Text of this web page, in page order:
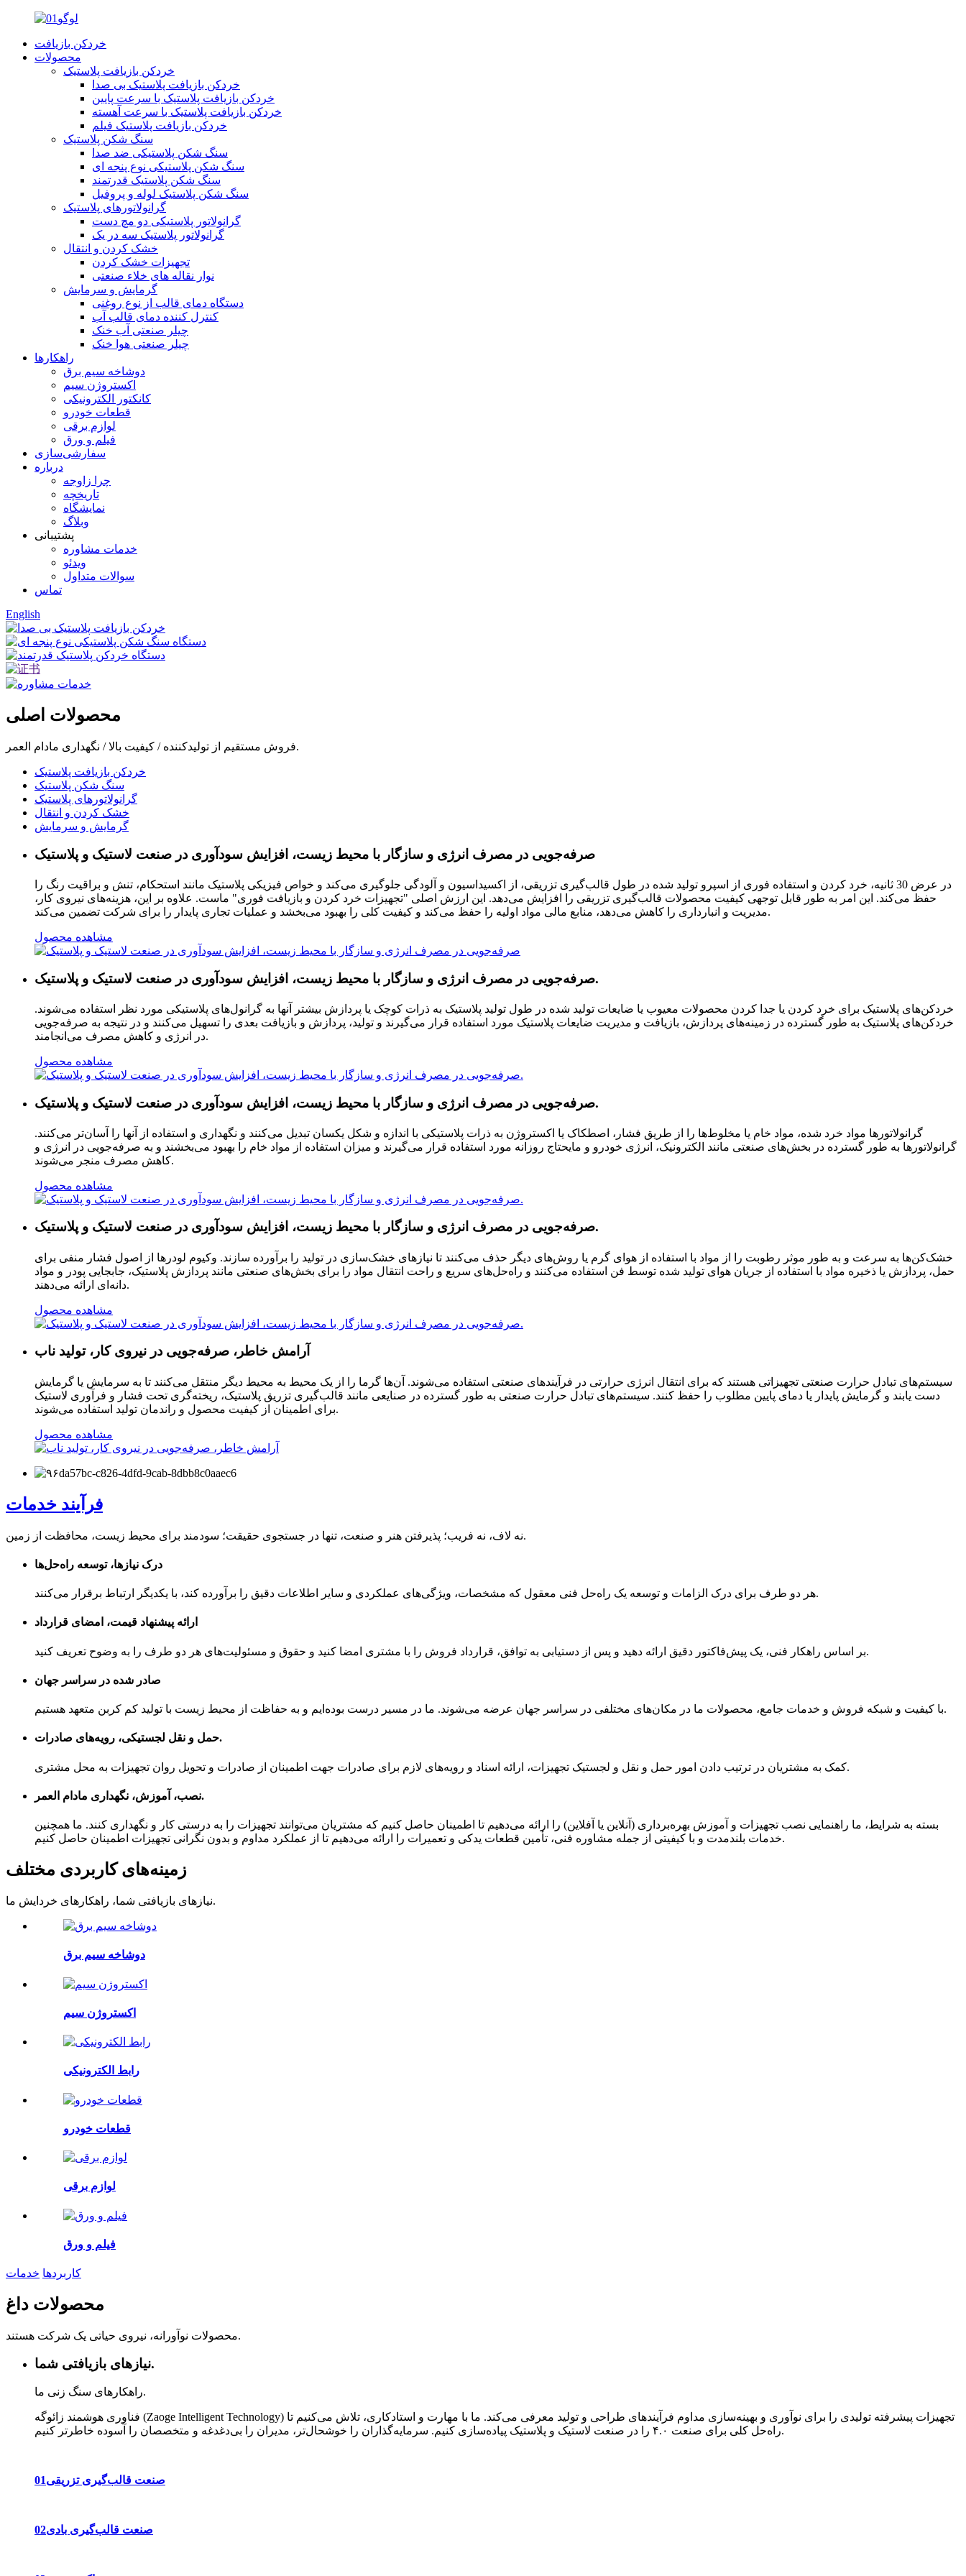
خردکن بازیافت
محصولات
خردکن بازیافت پلاستیک
خردکن بازیافت پلاستیک بی صدا
خردکن بازیافت پلاستیک با سرعت پایین
خردکن بازیافت پلاستیک با سرعت آهسته
خردکن بازیافت پلاستیک فیلم
سنگ شکن پلاستیک
سنگ شکن پلاستیکی ضد صدا
سنگ شکن پلاستیکی نوع پنجه ای
سنگ شکن پلاستیک قدرتمند
سنگ شکن پلاستیک لوله و پروفیل
گرانولاتورهای پلاستیک
گرانولاتور پلاستیکی دو مچ دست
گرانولاتور پلاستیک سه در یک
خشک کردن و انتقال
تجهیزات خشک کردن
نوار نقاله های خلاء صنعتی
گرمایش و سرمایش
دستگاه دمای قالب از نوع روغنی
کنترل کننده دمای قالب آب
چیلر صنعتی آب خنک
چیلر صنعتی هوا خنک
راهکارها
دوشاخه سیم برق
اکستروژن سیم
کانکتور الکترونیکی
قطعات خودرو
لوازم برقی
فیلم و ورق
سفارشی‌سازی
درباره
چرا زاوجه
تاریخچه
نمایشگاه
وبلاگ
پشتیبانی
خدمات مشاوره
ویدئو
سوالات متداول
تماس
English
محصولات اصلی
فروش مستقیم از تولیدکننده / کیفیت بالا / نگهداری مادام العمر.
خردکن بازیافت پلاستیک
سنگ شکن پلاستیک
گرانولاتورهای پلاستیک
خشک کردن و انتقال
گرمایش و سرمایش
صرفه‌جویی در مصرف انرژی و سازگار با محیط زیست، افزایش سودآوری در صنعت لاستیک و پلاستیک
در عرض 30 ثانیه، خرد کردن و استفاده فوری از اسپرو تولید شده در طول قالب‌گیری تزریقی، از اکسیداسیون و آلودگی جلوگیری می‌کند و خواص فیزیکی پلاستیک مانند استحکام، تنش و براقیت رنگ را
حفظ می‌کند. این امر به طور قابل توجهی کیفیت محصولات قالب‌گیری تزریقی را افزایش می‌دهد. این ارزش اصلی "تجهیزات خرد کردن و بازیافت فوری" ماست. علاوه بر این، هزینه‌های نیروی کار،
مدیریت و انبارداری را کاهش می‌دهد، منابع مالی مواد اولیه را حفظ می‌کند و کیفیت کلی را بهبود می‌بخشد و عملیات تجاری پایدار را برای شرکت تضمین می‌کند.
مشاهده محصول
صرفه‌جویی در مصرف انرژی و سازگار با محیط زیست، افزایش سودآوری در صنعت لاستیک و پلاستیک.
خردکن‌های پلاستیک برای خرد کردن یا جدا کردن محصولات معیوب یا ضایعات تولید شده در طول تولید پلاستیک به ذرات کوچک یا پردازش بیشتر آنها به گرانول‌های پلاستیکی مورد نظر استفاده می‌شوند.
خردکن‌های پلاستیک به طور گسترده در زمینه‌های پردازش، بازیافت و مدیریت ضایعات پلاستیک مورد استفاده قرار می‌گیرند و تولید، پردازش و بازیافت بعدی را تسهیل می‌کنند و در نتیجه به صرفه‌جویی
در انرژی و کاهش مصرف می‌انجامند.
مشاهده محصول
صرفه‌جویی در مصرف انرژی و سازگار با محیط زیست، افزایش سودآوری در صنعت لاستیک و پلاستیک.
گرانولاتورها مواد خرد شده، مواد خام یا مخلوط‌ها را از طریق فشار، اصطکاک یا اکستروژن به ذرات پلاستیکی با اندازه و شکل یکسان تبدیل می‌کنند و نگهداری و استفاده از آنها را آسان‌تر می‌کنند.
گرانولاتورها به طور گسترده در بخش‌های صنعتی مانند الکترونیک، انرژی خودرو و مایحتاج روزانه مورد استفاده قرار می‌گیرند و میزان استفاده از مواد خام را بهبود می‌بخشند و به صرفه‌جویی در انرژی و
کاهش مصرف منجر می‌شوند.
مشاهده محصول
صرفه‌جویی در مصرف انرژی و سازگار با محیط زیست، افزایش سودآوری در صنعت لاستیک و پلاستیک.
خشک‌کن‌ها به سرعت و به طور موثر رطوبت را از مواد با استفاده از هوای گرم یا روش‌های دیگر حذف می‌کنند تا نیازهای خشک‌سازی در تولید را برآورده سازند. وکیوم لودرها از اصول فشار منفی برای
حمل، پردازش یا ذخیره مواد با استفاده از جریان هوای تولید شده توسط فن استفاده می‌کنند و راه‌حل‌های سریع و راحت انتقال مواد را برای بخش‌های صنعتی مانند پردازش پلاستیک، جابجایی پودر و مواد
دانه‌ای ارائه می‌دهند.
مشاهده محصول
آرامش خاطر، صرفه‌جویی در نیروی کار، تولید ناب
سیستم‌های تبادل حرارت صنعتی تجهیزاتی هستند که برای انتقال انرژی حرارتی در فرآیندهای صنعتی استفاده می‌شوند. آن‌ها گرما را از یک محیط به محیط دیگر منتقل می‌کنند تا به سرمایش یا گرمایش
دست یابند و گرمایش پایدار یا دمای پایین مطلوب را حفظ کنند. سیستم‌های تبادل حرارت صنعتی به طور گسترده در صنایعی مانند قالب‌گیری تزریق پلاستیک، ریخته‌گری تحت فشار و فرآوری لاستیک
برای اطمینان از کیفیت محصول و راندمان تولید استفاده می‌شوند.
مشاهده محصول
فرآیند خدمات
نه لاف، نه فریب؛ پذیرفتن هنر و صنعت، تنها در جستجوی حقیقت؛ سودمند برای محیط زیست، محافظت از زمین.
درک نیازها، توسعه راه‌حل‌ها
هر دو طرف برای درک الزامات و توسعه یک راه‌حل فنی معقول که مشخصات، ویژگی‌های عملکردی و سایر اطلاعات دقیق را برآورده کند، با یکدیگر ارتباط برقرار می‌کنند.
ارائه پیشنهاد قیمت، امضای قرارداد
بر اساس راهکار فنی، یک پیش‌فاکتور دقیق ارائه دهید و پس از دستیابی به توافق، قرارداد فروش را با مشتری امضا کنید و حقوق و مسئولیت‌های هر دو طرف را به وضوح تعریف کنید.
صادر شده در سراسر جهان
با کیفیت و شبکه فروش و خدمات جامع، محصولات ما در مکان‌های مختلفی در سراسر جهان عرضه می‌شوند. ما در مسیر درست بوده‌ایم و به حفاظت از محیط زیست با تولید کم کربن متعهد هستیم.
حمل و نقل لجستیکی، رویه‌های صادرات.
کمک به مشتریان در ترتیب دادن امور حمل و نقل و لجستیک تجهیزات، ارائه اسناد و رویه‌های لازم برای صادرات جهت اطمینان از صادرات و تحویل روان تجهیزات به محل مشتری.
نصب، آموزش، نگهداری مادام العمر.
بسته به شرایط، ما راهنمایی نصب تجهیزات و آموزش بهره‌برداری (آنلاین یا آفلاین) را ارائه می‌دهیم تا اطمینان حاصل کنیم که مشتریان می‌توانند تجهیزات را به درستی کار و نگهداری کنند. ما همچنین
خدمات بلندمدت و با کیفیتی از جمله مشاوره فنی، تأمین قطعات یدکی و تعمیرات را ارائه می‌دهیم تا از عملکرد مداوم و بدون نگرانی تجهیزات اطمینان حاصل کنیم.
زمینه‌های کاربردی مختلف
نیازهای بازیافتی شما، راهکارهای خردایش ما.
دوشاخه سیم برق
اکستروژن سیم
رابط الکترونیکی
قطعات خودرو
لوازم برقی
فیلم و ورق
کاربردها خدمات
محصولات داغ
محصولات نوآورانه، نیروی حیاتی یک شرکت هستند.
نیازهای بازیافتی شما.
راهکارهای سنگ زنی ما.
فناوری هوشمند زائوگه (Zaoge Intelligent Technology) تجهیزات پیشرفته تولیدی را برای نوآوری و بهینه‌سازی مداوم فرآیندهای طراحی و تولید معرفی می‌کند. ما با مهارت و استادکاری، تلاش می‌کنیم تا
راه‌حل کلی برای صنعت ۴.۰ را در صنعت لاستیک و پلاستیک پیاده‌سازی کنیم. سرمایه‌گذاران را خوشحال‌تر، مدیران را بی‌دغدغه و متخصصان را آسوده خاطرتر کنیم.
01صنعت قالب‌گیری تزریقی
02صنعت قالب‌گیری بادی